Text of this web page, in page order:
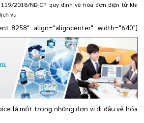
2018/NĐ-CP quy định về hóa đơn điện tử khi
vụ
align="aligncenter" width="640"]
là một trong những đơn vị đi đầu về hóa